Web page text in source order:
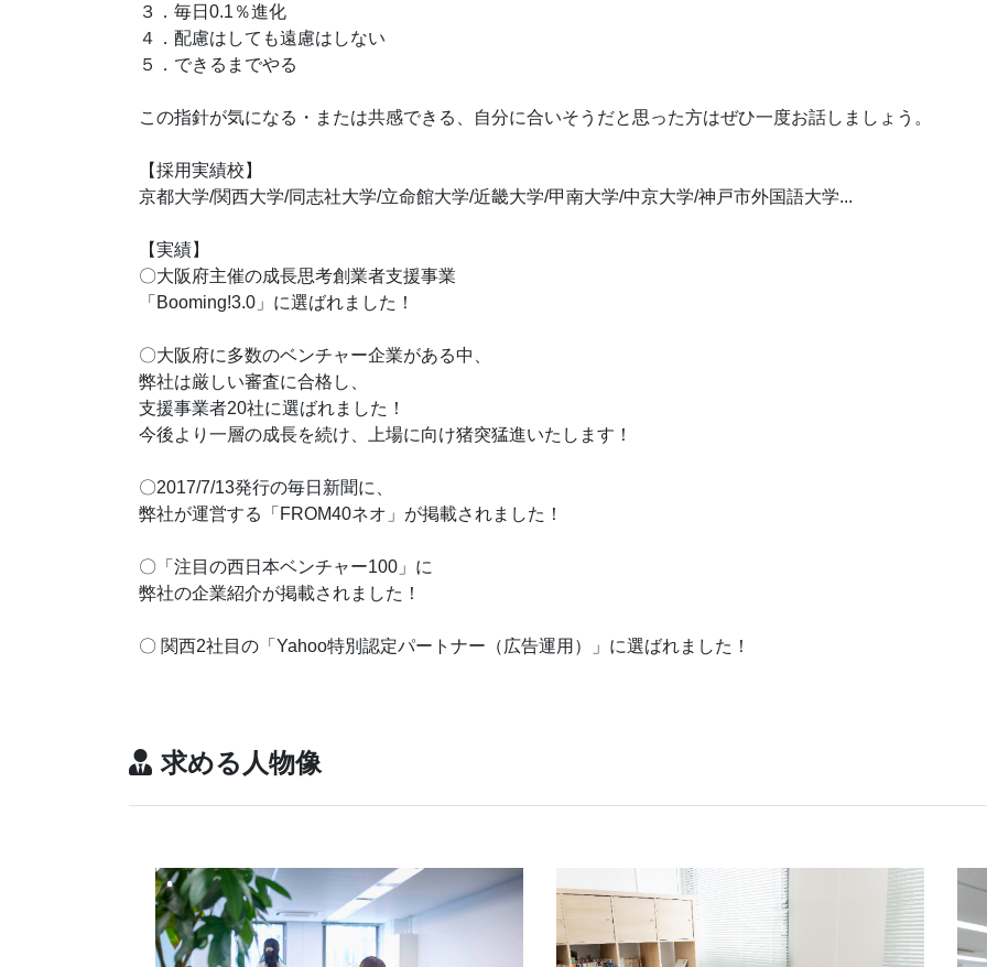
３．毎日0.1％進化
４．配慮はしても遠慮はしない
５．できるまでやる
この指針が気になる・または共感できる、自分に合いそうだと思った方はぜひ一度お話しましょう。
【採用実績校】
京都大学/関西大学/同志社大学/立命館大学/近畿大学/甲南大学/中京大学/神戸市外国語大学...
【実績】
〇大阪府主催の成長思考創業者支援事業
「Booming!3.0」に選ばれました！
〇大阪府に多数のベンチャー企業がある中、
弊社は厳しい審査に合格し、
支援事業者20社に選ばれました！
今後より一層の成長を続け、上場に向け猪突猛進いたします！
〇2017/7/13発行の毎日新聞に、
弊社が運営する「FROM40ネオ」が掲載されました！
〇「注目の西日本ベンチャー100」に
弊社の企業紹介が掲載されました！
〇 関西2社目の「Yahoo特別認定パートナー（広告運用）」に選ばれました！
求める人物像